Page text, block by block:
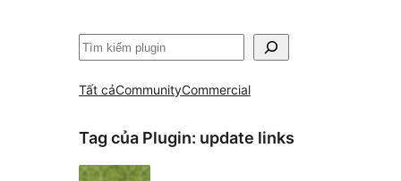
Tìm
Tất cảCommunityCommercial
Tag của Plugin: update links